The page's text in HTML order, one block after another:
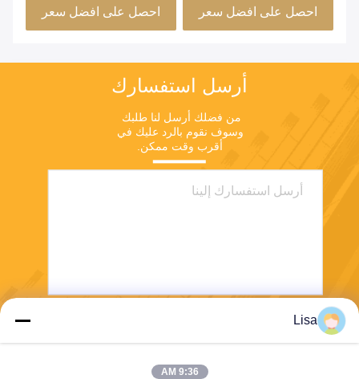
احصل على افضل سعر احصل على افضل سعر
أرسل استفسارك
أقرب وقت ممكن.
Lisa
9:36 AM